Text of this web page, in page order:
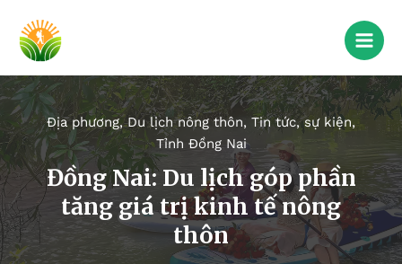
Địa phương,Du lịch nông thôn, Tin tức, sự kiện,
Tỉnh Đồng Nai
Đồng Nai: Du lịch góp phần
tăng giá trị kinh tế nông
thôn